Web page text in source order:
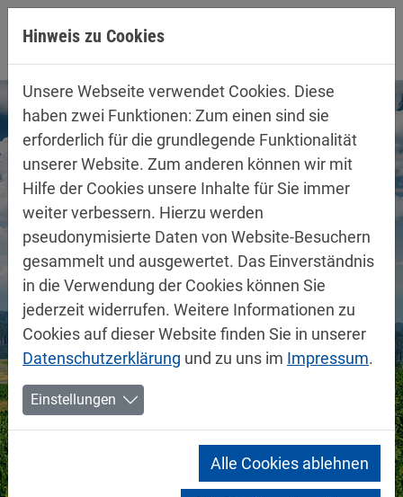
Direkt zur Hauptnavigation springen
Direkt zum Inhalt springen
Hinweis zu Cookies
Unsere Webseite verwendet Cookies. Diese
haben zwei Funktionen: Zum einen sind sie
erforderlich für die grundlegende Funktionalität
unserer Website. Zum anderen können wir mit
Hilfe der Cookies unsere Inhalte für Sie immer
weiter verbessern. Hierzu werden
pseudonymisierte Daten von Website-Besuchern
gesammelt und ausgewertet. Das Einverständnis
in die Verwendung der Cookies können Sie
jederzeit widerrufen. Weitere Informationen zu
Cookies auf dieser Website finden Sie in unserer
Datenschutzerklärung und zu uns im Impressum.
Einstellungen
Alle Cookies ablehnen